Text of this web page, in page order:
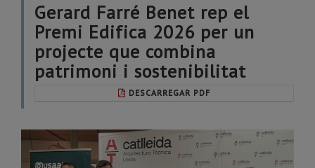
Gerard Farré Benet rep el
Premi Edifica 2026 per un
projecte que combina
patrimoni i sostenibilitat
DESCARREGAR PDF